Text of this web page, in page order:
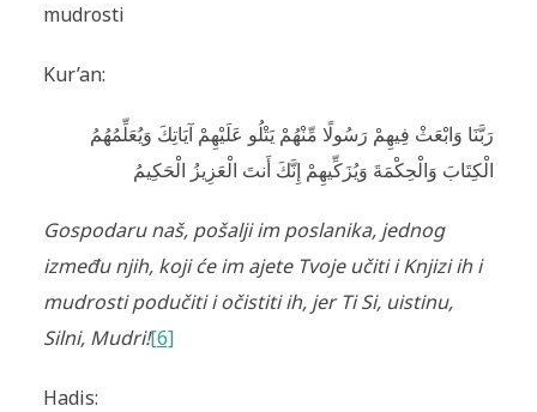
mudrosti
Kur’an:
رَبَّنَا وَابْعَثْ فِيهِمْ رَسُولًا مِّنْهُمْ يَتْلُو عَلَيْهِمْ آيَاتِكَ وَيُعَلِّمُهُمُ
الْكِتَابَ وَالْحِكْمَةَ وَيُزَكِّيهِمْ إِنَّكَ أَنتَ الْعَزِيزُ الْحَكِيمُ
Gospodaru naš, pošalji im poslanika, jednog
između njih, koji će im ajete Tvoje učiti i Knjizi ih i
mudrosti podučiti i očistiti ih, jer Ti Si, uistinu,
Silni, Mudri![6]
Hadis: